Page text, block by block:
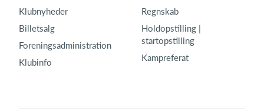
Klubnyheder
Billetsalg
Foreningsadministration
Klubinfo
Regnskab
Holdopstilling |
startopstilling
Kampreferat